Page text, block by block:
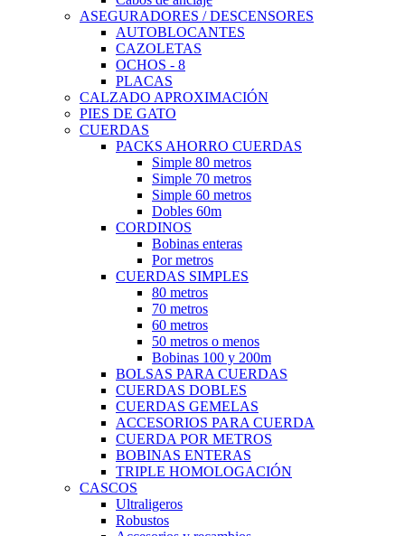
ASEGURADORES / DESCENSORES
AUTOBLOCANTES
CAZOLETAS
OCHOS - 8
PLACAS
CALZADO APROXIMACIÓN
PIES DE GATO
CUERDAS
PACKS AHORRO CUERDAS
Simple 80 metros
Simple 70 metros
Simple 60 metros
Dobles 60m
CORDINOS
Bobinas enteras
Por metros
CUERDAS SIMPLES
80 metros
70 metros
60 metros
50 metros o menos
Bobinas 100 y 200m
BOLSAS PARA CUERDAS
CUERDAS DOBLES
CUERDAS GEMELAS
ACCESORIOS PARA CUERDA
CUERDA POR METROS
BOBINAS ENTERAS
TRIPLE HOMOLOGACIÓN
CASCOS
Ultraligeros
Robustos